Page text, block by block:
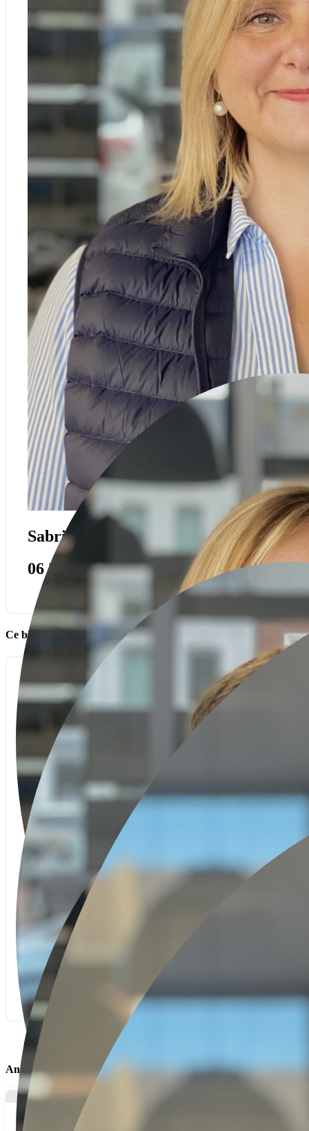
Sabrina DEMONCHY
06 52 88 46 44
Ce bien m'intéresse :
Nom
Email
Téléphone
Message
Envoyer un message
Les informations recueillies sur ce formulaire sont
enregistrées dans un fichier informatisé par l’agence.
Conservées jusqu’à demande de suppression et sont
destinées à l’agence. Conformément à la loi «
informatique et libertés », vous pouvez exercer votre droit
d’accès aux données vous concernant et les faire rectifier
En savoir plus
Annonces similaires: